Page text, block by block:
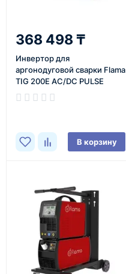
368 498 ₸
Инвертор для
аргонодуговой сварки Flama
TIG 200E AC/DC PULSE
В корзину